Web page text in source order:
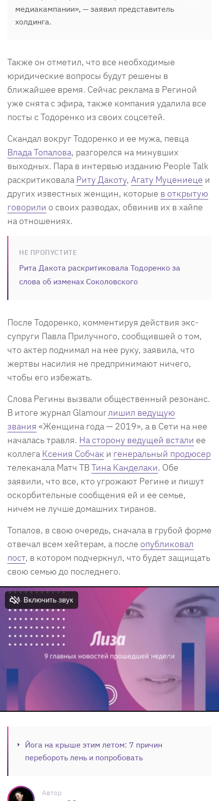
медиакампании», — заявил представитель
холдинга.
Также он отметил, что все необходимые
юридические вопросы будут решены в
ближайшее время. Сейчас реклама в Региной
уже снята с эфира, также компания удалила все
посты с Тодоренко из своих соцсетей.
Скандал вокруг Тодоренко и ее мужа, певца
Влада Топалова, разгорелся на минувших
выходных. Пара в интервью изданию People Talk
раскритиковала Риту Дакоту, Агату Муцениеце и
других известных женщин, которые в открытую
говорили о своих разводах, обвинив их в хайпе
на отношениях.
НЕ ПРОПУСТИТЕ
Рита Дакота раскритиковала Тодоренко за
слова об изменах Соколовского
После Тодоренко, комментируя действия экс-
супруги Павла Прилучного, сообщившей о том,
что актер поднимал на нее руку, заявила, что
жертвы насилия не предпринимают ничего,
чтобы его избежать.
Слова Регины вызвали общественный резонанс.
В итоге журнал Glamourлишил ведущую
звания «Женщина года — 2019», а в Сети на нее
началась травля. На сторону ведущей встали ее
коллега Ксения Собчак и генеральный продюсер
телеканала Матч ТВТина Канделаки. Обе
заявили, что все, кто угрожают Регине и пишут
оскорбительные сообщения ей и ее семье,
ничем не лучше домашних тиранов.
Топалов, в свою очередь, сначала в грубой форме
отвечал всем хейтерам, а после опубликовал
пост, в котором подчеркнул, что будет защищать
свою семью до последнего.
Йога на крыше этим летом: 7 причин
перебороть лень и попробовать
Автор